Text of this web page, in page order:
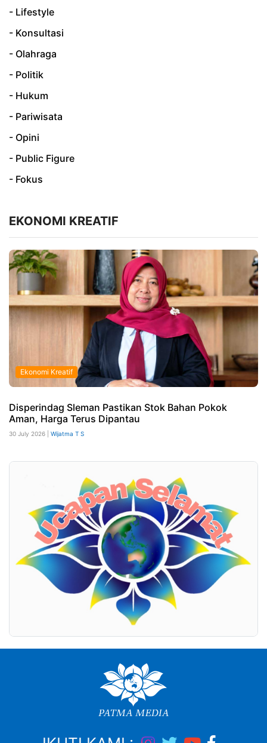
- Lifestyle
- Konsultasi
- Olahraga
- Politik
- Hukum
- Pariwisata
- Opini
- Public Figure
- Fokus
EKONOMI KREATIF
Ekonomi Kreatif
Disperindag Sleman Pastikan Stok Bahan Pokok
Aman, Harga Terus Dipantau
30 July 2026 | Wijatma T S